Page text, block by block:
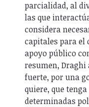
parcialidad, al
las que
considera
capitales para el
apoyo público
resumen, Draghi
fuerte, por una
quiere, que
determinadas